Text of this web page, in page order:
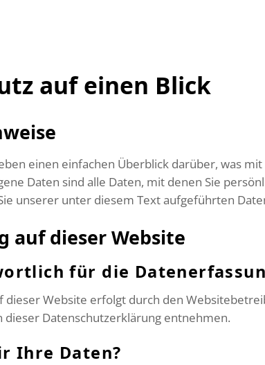
auf einen Blick
einen einfachen Überblick darüber, was
Daten sind alle Daten, mit denen Sie
unserer unter diesem Text aufgeführten
auf dieser Website
für die
dieser Website erfolgt durch den
dieser Datenschutzerklärung entnehmen.
Ihre Daten?